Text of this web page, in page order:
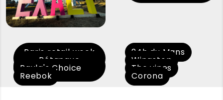
Paris retail week
2023
24h du Mans
Pétanque
explorer
Wingstop
Paula's Choice The vines
Reebok Corona